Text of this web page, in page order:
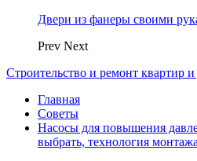
Двери из фанеры своими
Prev Next
Строительство и ремонт квартир
Главная
Советы
Насосы для повышения
выбрать, технология